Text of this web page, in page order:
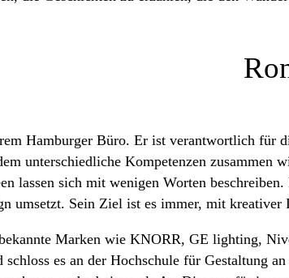
Hamburger Büro. Er ist verantwortlich für
unterschiedliche Kompetenzen
lassen sich mit wenigen Worten
umsetzt. Sein Ziel ist es immer, mit
Marken wie KNORR, GE lighting,
es an der Hochschule für Gestaltung